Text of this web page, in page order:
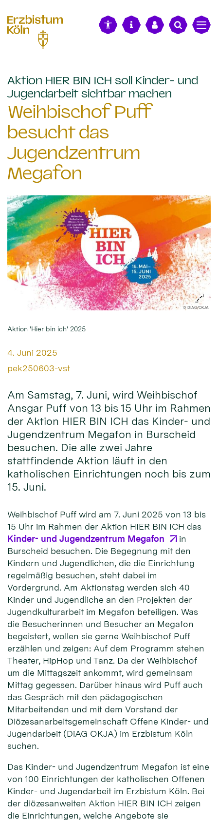
Aktion HIER BIN ICH soll Kinder- und
Jugendarbeit sichtbar machen
Weihbischof Puff
besucht das
Jugendzentrum
Megafon
© DIAG/OKJA
Aktion 'Hier bin ich' 2025
Datum:
4. Juni 2025
Von:
pek250603-vst
Am Samstag, 7. Juni, wird Weihbischof
Ansgar Puff von 13 bis 15 Uhr im Rahmen
der Aktion HIER BIN ICH das Kinder- und
Jugendzentrum Megafon in Burscheid
besuchen. Die alle zwei Jahre
stattfindende Aktion läuft in den
katholischen Einrichtungen noch bis zum
15. Juni.
Weihbischof Puff wird am 7. Juni 2025 von 13 bis
15 Uhr im Rahmen der Aktion HIER BIN ICH das
Kinder- und Jugendzentrum Megafon
in
Burscheid besuchen. Die Begegnung mit den
Kindern und Jugendlichen, die die Einrichtung
regelmäßig besuchen, steht dabei im
Vordergrund. Am Aktionstag werden sich 40
Kinder und Jugendliche an den Projekten der
Jugendkulturarbeit im Megafon beteiligen. Was
die Besucherinnen und Besucher an Megafon
begeistert, wollen sie gerne Weihbischof Puff
erzählen und zeigen: Auf dem Programm stehen
Theater, HipHop und Tanz. Da der Weihbischof
um die Mittagszeit ankommt, wird gemeinsam
Mittag gegessen. Darüber hinaus wird Puff auch
das Gespräch mit den pädagogischen
Mitarbeitenden und mit dem Vorstand der
Diözesanarbeitsgemeinschaft Offene Kinder- und
Jugendarbeit (DiAG OKJA) im Erzbistum Köln
suchen.
Das Kinder- und Jugendzentrum Megafon ist eine
von 100 Einrichtungen der katholischen Offenen
Kinder- und Jugendarbeit im Erzbistum Köln. Bei
der diözesanweiten Aktion HIER BIN ICH zeigen
die Einrichtungen, welche Angebote sie